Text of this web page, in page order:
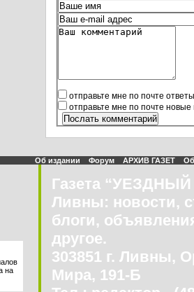
отправьте мне по почте
отправьте мне по почте
Об издании Форум АРХИВ ГАЗЕТ
на
Газета
Ливны: новости,
блоги,
другое.
303851 г. Ливны,
Мира, 191-Б